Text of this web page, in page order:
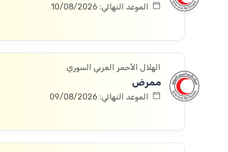
الموعد النهائي: 10/08/2026
الهلال الأحمر العربي السوري
ممرض
الموعد النهائي: 09/08/2026